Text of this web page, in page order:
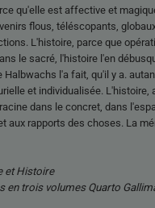
qu'elle est affective et
flous, téléscopants,
L'histoire, parce que
le sacré, l'histoire l'en
l'a fait, qu'il y a.
et individualisée. L'histoire,
dans le concret, dans
aux rapports des choses. La
et Histoire
en trois volumes Quarto